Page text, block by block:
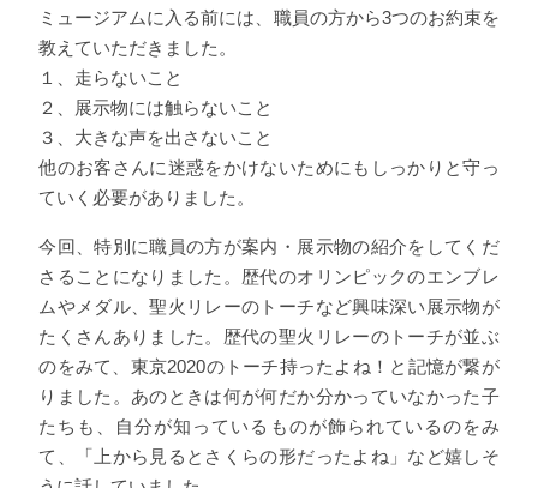
ミュージアムに入る前には、職員の方から3つのお約束を
教えていただきました。
１、走らないこと
２、展示物には触らないこと
３、大きな声を出さないこと
他のお客さんに迷惑をかけないためにもしっかりと守っ
ていく必要がありました。
今回、特別に職員の方が案内・展示物の紹介をしてくだ
さることになりました。歴代のオリンピックのエンブレ
ムやメダル、聖火リレーのトーチなど興味深い展示物が
たくさんありました。歴代の聖火リレーのトーチが並ぶ
のをみて、東京2020のトーチ持ったよね！と記憶が繋が
りました。あのときは何が何だか分かっていなかった子
たちも、自分が知っているものが飾られているのをみ
て、「上から見るとさくらの形だったよね」など嬉しそ